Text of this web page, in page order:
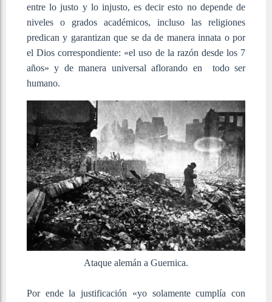
entre lo justo y lo injusto, es decir esto no depende de
niveles o grados académicos, incluso las religiones
predican y garantizan que se da de manera innata o por
el Dios correspondiente: «el uso de la razón desde los 7
años» y de manera universal aflorando en todo ser
humano.
Ataque alemán a Guernica.
Por ende la justificación «yo solamente cumplía con